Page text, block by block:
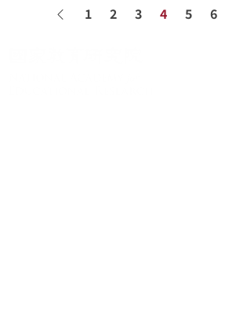
上一頁
1 2 3 4 5 6